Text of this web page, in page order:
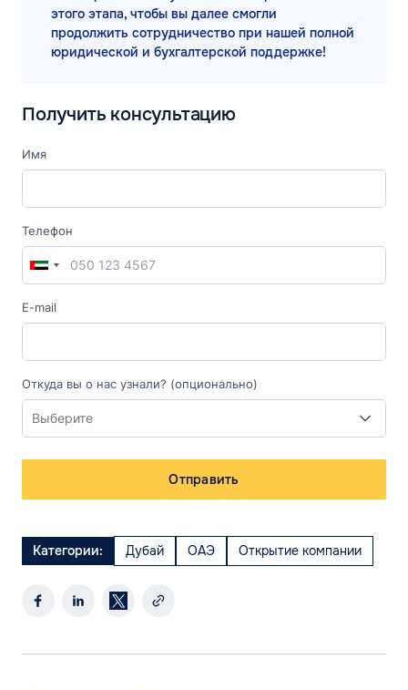
этого этапа, чтобы вы далее смогли
продолжить сотрудничество при нашей полной
юридической и бухгалтерской поддержке!
Получить консультацию
Имя
Телефон
E-mail
Откуда вы о нас узнали? (опционально)
Отправить
Категории: Дубай ОАЭ Открытие компании